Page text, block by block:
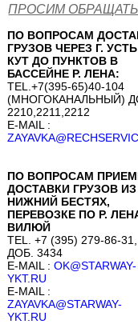
ПРОСИМ
ПО ВОПРОСАМ
ГРУЗОВ ЧЕРЕЗ Г. УСТЬ
КУТ ДО ПУНКТОВ В
БАССЕЙНЕ Р. ЛЕНА:
TEL.+7(395-65)40-104
(МНОГОКАНАЛЬНЫЙ)
2210,2211,2212
E-MAIL :
ПО ВОПРОСАМ
ДОСТАВКИ ГРУЗОВ ИЗ
НИЖНИЙ БЕСТЯХ,
ПЕРЕВОЗКЕ ПО Р.
ВИЛЮЙ
TEL. +7 (395) 279-86-31,
ДОБ. 3434
E-MAIL : OK@STARWAY-
YKT.RU
E-MAIL :
ZAYAVKA@STARWAY-
YKT.RU